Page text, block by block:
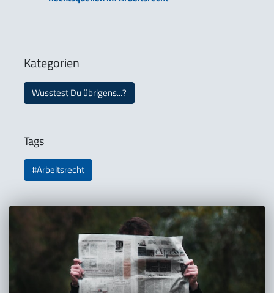
Kategorien
Wusstest Du übrigens...?
Tags
#Arbeitsrecht